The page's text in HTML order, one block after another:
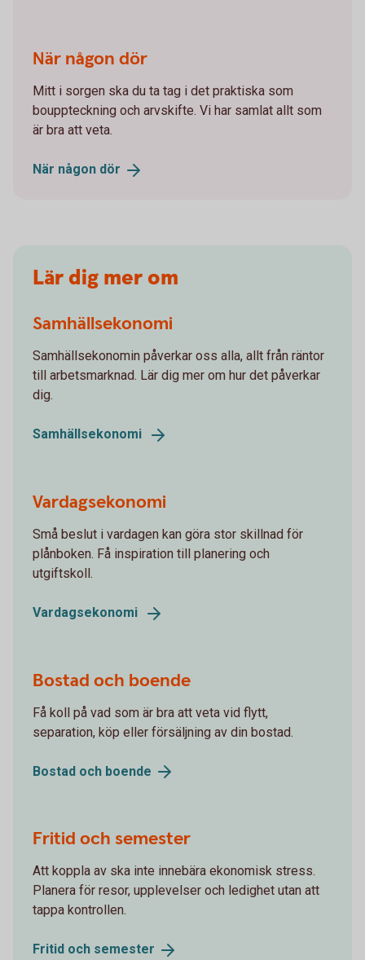
När någon dör
Mitt i sorgen ska du ta tag i det praktiska som
bouppteckning och arvskifte. Vi har samlat allt som
är bra att veta.
När någon dör
Lär dig mer om
Samhällsekonomi
Samhällsekonomin påverkar oss alla, allt från räntor
till arbetsmarknad. Lär dig mer om hur det påverkar
dig.
Samhällsekonomi
Vardagsekonomi
Små beslut i vardagen kan göra stor skillnad för
plånboken. Få inspiration till planering och
utgiftskoll.
Vardagsekonomi
Bostad och boende
Få koll på vad som är bra att veta vid flytt,
separation, köp eller försäljning av din bostad.
Bostad och boende
Fritid och semester
Att koppla av ska inte innebära ekonomisk stress.
Planera för resor, upplevelser och ledighet utan att
tappa kontrollen.
Fritid och semester